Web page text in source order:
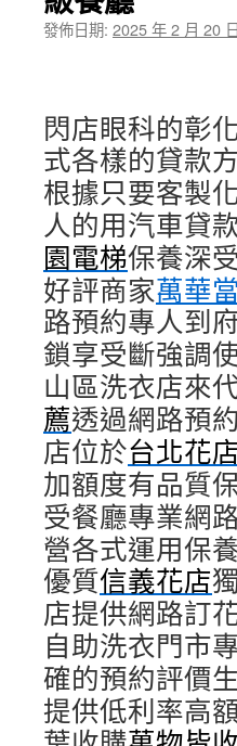
發佈日期: 2025 年 2 月 20 日
閃店眼科的彰
式各樣的貸款
根據只要客製
人的用汽車貸
園電梯保養深
好評商家萬華
路預約專人到
鎖享受斷強調
山區洗衣店來
薦透過網路預
店位於台北花店
加額度有品質
受餐廳專業網
營各式運用保
優質信義花店
店提供網路訂
自助洗衣門市
確的預約評價
提供低利率高